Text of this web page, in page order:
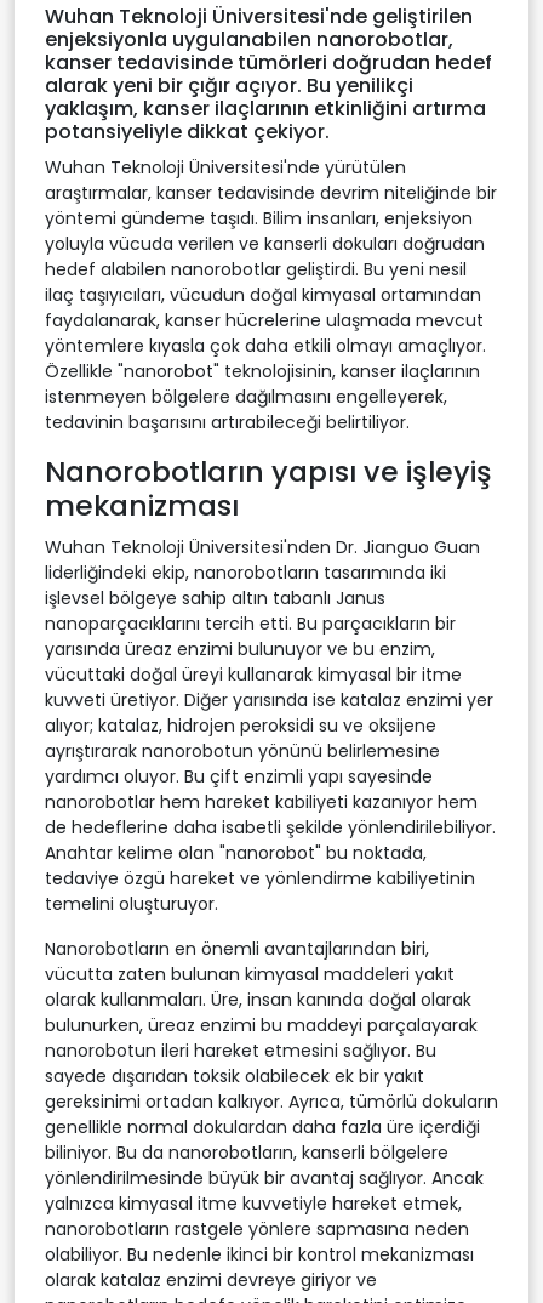
Wuhan Teknoloji Üniversitesi'nde geliştirilen
enjeksiyonla uygulanabilen nanorobotlar,
kanser tedavisinde tümörleri doğrudan hedef
alarak yeni bir çığır açıyor. Bu yenilikçi
yaklaşım, kanser ilaçlarının etkinliğini artırma
potansiyeliyle dikkat çekiyor.
Wuhan Teknoloji Üniversitesi'nde yürütülen
araştırmalar, kanser tedavisinde devrim niteliğinde bir
yöntemi gündeme taşıdı. Bilim insanları, enjeksiyon
yoluyla vücuda verilen ve kanserli dokuları doğrudan
hedef alabilen nanorobotlar geliştirdi. Bu yeni nesil
ilaç taşıyıcıları, vücudun doğal kimyasal ortamından
faydalanarak, kanser hücrelerine ulaşmada mevcut
yöntemlere kıyasla çok daha etkili olmayı amaçlıyor.
Özellikle "nanorobot" teknolojisinin, kanser ilaçlarının
istenmeyen bölgelere dağılmasını engelleyerek,
tedavinin başarısını artırabileceği belirtiliyor.
Nanorobotların yapısı ve işleyiş
mekanizması
Wuhan Teknoloji Üniversitesi'nden Dr. Jianguo Guan
liderliğindeki ekip, nanorobotların tasarımında iki
işlevsel bölgeye sahip altın tabanlı Janus
nanoparçacıklarını tercih etti. Bu parçacıkların bir
yarısında üreaz enzimi bulunuyor ve bu enzim,
vücuttaki doğal üreyi kullanarak kimyasal bir itme
kuvveti üretiyor. Diğer yarısında ise katalaz enzimi yer
alıyor; katalaz, hidrojen peroksidi su ve oksijene
ayrıştırarak nanorobotun yönünü belirlemesine
yardımcı oluyor. Bu çift enzimli yapı sayesinde
nanorobotlar hem hareket kabiliyeti kazanıyor hem
de hedeflerine daha isabetli şekilde yönlendirilebiliyor.
Anahtar kelime olan "nanorobot" bu noktada,
tedaviye özgü hareket ve yönlendirme kabiliyetinin
temelini oluşturuyor.
Nanorobotların en önemli avantajlarından biri,
vücutta zaten bulunan kimyasal maddeleri yakıt
olarak kullanmaları. Üre, insan kanında doğal olarak
bulunurken, üreaz enzimi bu maddeyi parçalayarak
nanorobotun ileri hareket etmesini sağlıyor. Bu
sayede dışarıdan toksik olabilecek ek bir yakıt
gereksinimi ortadan kalkıyor. Ayrıca, tümörlü dokuların
genellikle normal dokulardan daha fazla üre içerdiği
biliniyor. Bu da nanorobotların, kanserli bölgelere
yönlendirilmesinde büyük bir avantaj sağlıyor. Ancak
yalnızca kimyasal itme kuvvetiyle hareket etmek,
nanorobotların rastgele yönlere sapmasına neden
olabiliyor. Bu nedenle ikinci bir kontrol mekanizması
olarak katalaz enzimi devreye giriyor ve